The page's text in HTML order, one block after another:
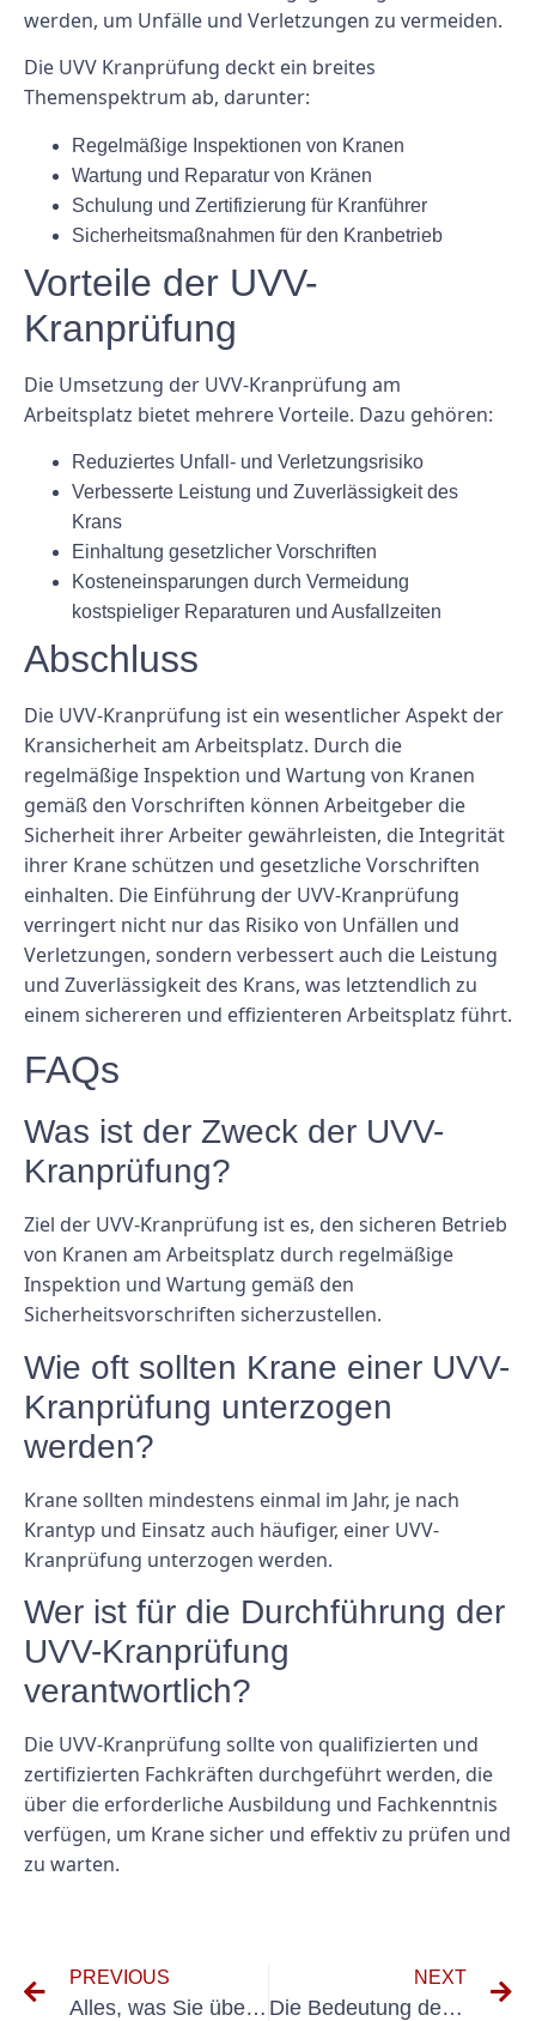
werden, um Unfälle und Verletzungen zu vermeiden.
Die UVV Kranprüfung deckt ein breites
Themenspektrum ab, darunter:
Regelmäßige Inspektionen von Kranen
Wartung und Reparatur von Kränen
Schulung und Zertifizierung für Kranführer
Sicherheitsmaßnahmen für den Kranbetrieb
Vorteile der UVV-
Kranprüfung
Die Umsetzung der UVV-Kranprüfung am
Arbeitsplatz bietet mehrere Vorteile. Dazu gehören:
Reduziertes Unfall- und Verletzungsrisiko
Verbesserte Leistung und Zuverlässigkeit des
Krans
Einhaltung gesetzlicher Vorschriften
Kosteneinsparungen durch Vermeidung
kostspieliger Reparaturen und Ausfallzeiten
Abschluss
Die UVV-Kranprüfung ist ein wesentlicher Aspekt der
Kransicherheit am Arbeitsplatz. Durch die
regelmäßige Inspektion und Wartung von Kranen
gemäß den Vorschriften können Arbeitgeber die
Sicherheit ihrer Arbeiter gewährleisten, die Integrität
ihrer Krane schützen und gesetzliche Vorschriften
einhalten. Die Einführung der UVV-Kranprüfung
verringert nicht nur das Risiko von Unfällen und
Verletzungen, sondern verbessert auch die Leistung
und Zuverlässigkeit des Krans, was letztendlich zu
einem sichereren und effizienteren Arbeitsplatz führt.
FAQs
Was ist der Zweck der UVV-
Kranprüfung?
Ziel der UVV-Kranprüfung ist es, den sicheren Betrieb
von Kranen am Arbeitsplatz durch regelmäßige
Inspektion und Wartung gemäß den
Sicherheitsvorschriften sicherzustellen.
Wie oft sollten Krane einer UVV-
Kranprüfung unterzogen
werden?
Krane sollten mindestens einmal im Jahr, je nach
Krantyp und Einsatz auch häufiger, einer UVV-
Kranprüfung unterzogen werden.
Wer ist für die Durchführung der
UVV-Kranprüfung
verantwortlich?
Die UVV-Kranprüfung sollte von qualifizierten und
zertifizierten Fachkräften durchgeführt werden, die
über die erforderliche Ausbildung und Fachkenntnis
verfügen, um Krane sicher und effektiv zu prüfen und
zu warten.
PREVIOUS
Alles, was Sie über SV Prüfung Elektrische Anlagen wissen müssen
NEXT
Die Bedeutung der Unfallverhütungsvorschrift BGV A3 für die Arbeitssicherheit verstehen